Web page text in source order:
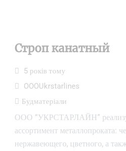
Строп канатный
5 років тому
OOOUkrstarlines
Будматеріали
ООО “УКРСТАРЛАЙН”
ассортимент металлопроката:
нержавеющего, цветного, а